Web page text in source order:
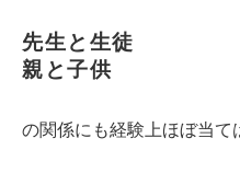
先生と生徒
親と子供
の関係にも経験上ほぼ当て